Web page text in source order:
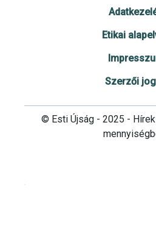
Etikai
Szerzői
© Esti Újság - 2025 -